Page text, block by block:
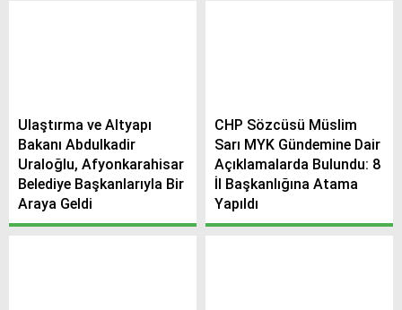
Ulaştırma ve Altyapı
Bakanı Abdulkadir
Uraloğlu, Afyonkarahisar
Belediye Başkanlarıyla Bir
Araya Geldi
CHP Sözcüsü Müslim
Sarı MYK Gündemine Dair
Açıklamalarda Bulundu: 8
İl Başkanlığına Atama
Yapıldı